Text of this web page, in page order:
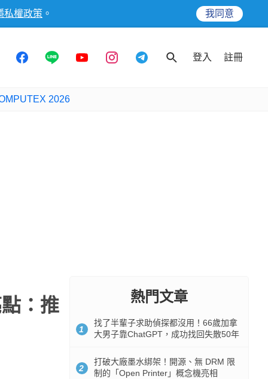
私權政策 。 我同意
登入 註冊
2026
：推
熱門文章
1
找了半輩子求助偵探都沒用！66歲加拿
大男子靠ChatGPT，成功找回失散50年
2
打破大廠墨水綁架！開源、無 DRM 限
制的「Open Printer」概念機亮相